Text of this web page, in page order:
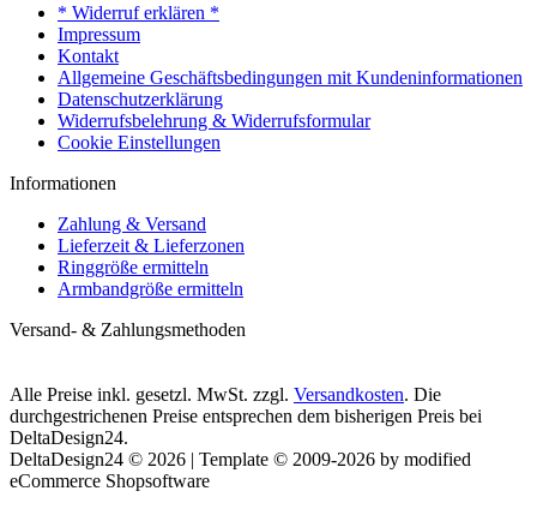
* Widerruf erklären *
Impressum
Kontakt
Allgemeine Geschäftsbedingungen mit Kundeninformationen
Datenschutzerklärung
Widerrufsbelehrung & Widerrufsformular
Cookie Einstellungen
Informationen
Zahlung & Versand
Lieferzeit & Lieferzonen
Ringgröße ermitteln
Armbandgröße ermitteln
Versand- & Zahlungsmethoden
Alle Preise inkl. gesetzl. MwSt. zzgl. Versandkosten. Die
durchgestrichenen Preise entsprechen dem bisherigen Preis bei
DeltaDesign24.
DeltaDesign24 © 2026 | Template © 2009-2026 by modified
eCommerce Shopsoftware